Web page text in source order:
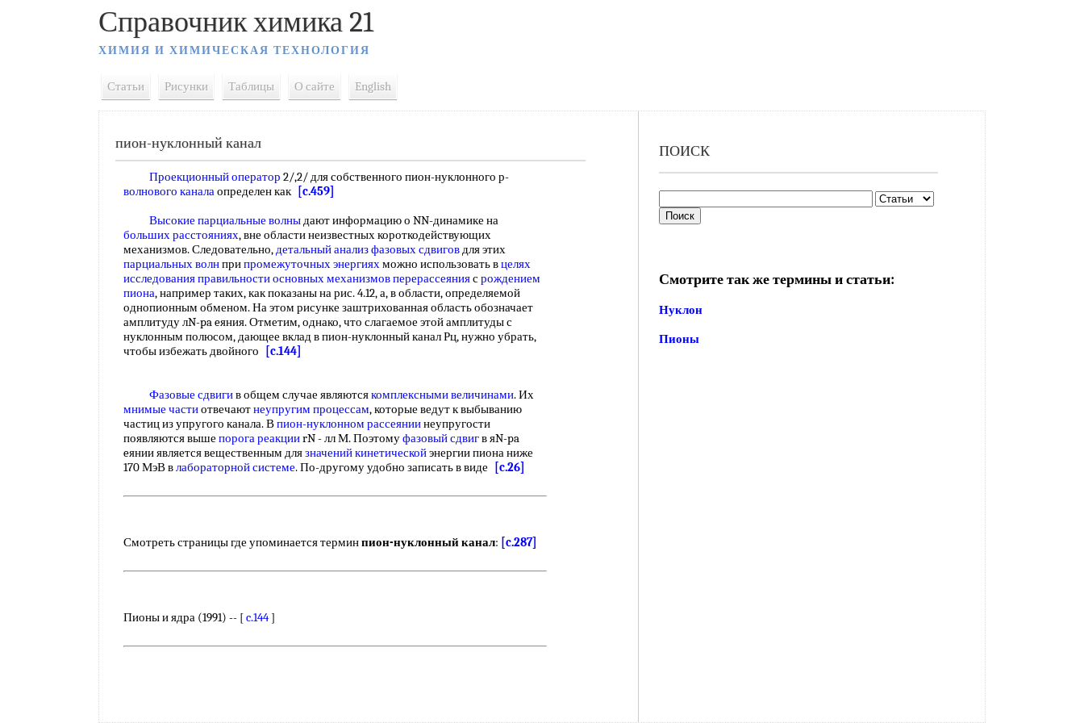
Справочник химика 21
ХИМИЯ И ХИМИЧЕСКАЯ ТЕХНОЛОГИЯ
Статьи Рисунки Таблицы О сайте English
пион-нуклонный канал
Проекционный оператор 2/,2/ для собственного пион-нуклонного р-
волнового каналаопределен как [c.459]
Высокие парциальные волныдают информацию о NN-динамике на
больших расстояниях, вне области неизвестных короткодействующих
механизмов. Следовательно,детальный анализфазовых сдвиговдля этих
парциальных волнприпромежуточных энергияхможно использовать вцелях
исследованияправильности основныхмеханизмов перерассеяниясрождением
пиона, например таких, как показаны на рис. 4.12, а, в области, определяемой
однопионным обменом. На этом рисунке заштрихованная область обозначает
амплитуду лN-pa eяния. Отметим, однако, что слагаемое этой амплитуды с
нуклонным полюсом, дающее вклад в пион-нуклонный канал Рц, нужно убрать,
чтобы избежать двойного
[c.144]
Фазовые сдвигив общем случае являютсякомплексными величинами. Их
мнимые частиотвечаютнеупругим процессам, которые ведут к выбыванию
частиц из упругого канала. Впион-нуклонном рассеяниинеупругости
появляются выше порога реакцииrN - лл М. Поэтомуфазовый сдвигв яN-pa
eянии является вещественным длязначений кинетическойэнергии пиона ниже
170 МэВ влабораторной системе. По-другому удобно записать в виде [c.26]
Смотреть страницы где упоминается терминпион-нуклонный канал: [c.287]
Пионы и ядра (1991) -- [c.144 ]
ПОИСК
Смотрите так же термины и статьи:
Нуклон
Пионы